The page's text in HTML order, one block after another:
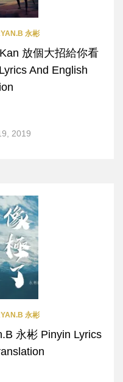
永彬
放個大招給你看
And English
2019
永彬
永彬 Pinyin Lyrics